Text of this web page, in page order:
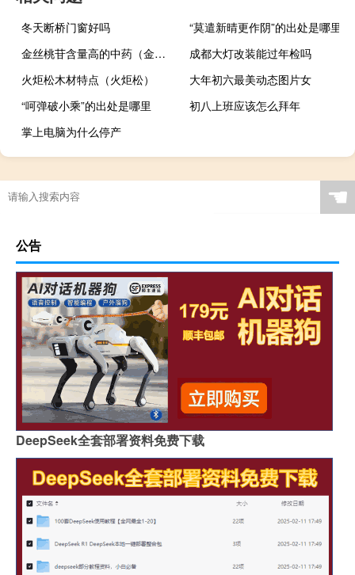
冬天断桥门窗好吗
“莫遣新晴更作阴”的出处是哪里
金丝桃苷含量高的中药（金丝桃苷）
成都大灯改装能过年检吗
火炬松木材特点（火炬松）
大年初六最美动态图片女
“呵弹破小乘”的出处是哪里
初八上班应该怎么拜年
掌上电脑为什么停产
☚
公告
DeepSeek全套部署资料免费下载